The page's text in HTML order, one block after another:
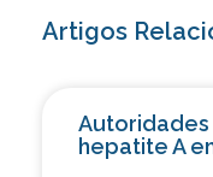
Artigos
hepatite A